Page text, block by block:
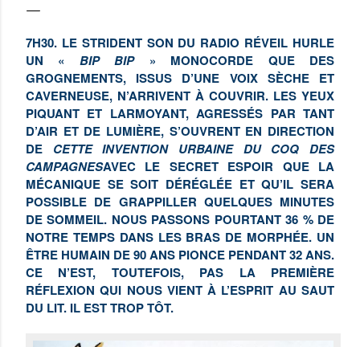
7H30. LE STRIDENT SON DU RADIO RÉVEIL HURLE
UN « BIP BIP» MONOCORDE QUE DES
GROGNEMENTS, ISSUS D’UNE VOIX SÈCHE ET
CAVERNEUSE, N’ARRIVENT À COUVRIR. LES YEUX
PIQUANT ET LARMOYANT, AGRESSÉS PAR TANT
D’AIR ET DE LUMIÈRE, S’OUVRENT EN DIRECTION
DE CETTE INVENTION URBAINE DU COQ DES
CAMPAGNESAVEC LE SECRET ESPOIR QUE LA
MÉCANIQUE SE SOIT DÉRÉGLÉE ET QU’IL SERA
POSSIBLE DE GRAPPILLER QUELQUES MINUTES
DE SOMMEIL. NOUS PASSONS POURTANT 36 % DE
NOTRE TEMPS DANS LES BRAS DE MORPHÉE. UN
ÊTRE HUMAIN DE 90 ANS PIONCE PENDANT 32 ANS.
CE N’EST, TOUTEFOIS, PAS LA PREMIÈRE
RÉFLEXION QUI NOUS VIENT À L’ESPRIT AU SAUT
DU LIT. IL EST TROP TÔT.